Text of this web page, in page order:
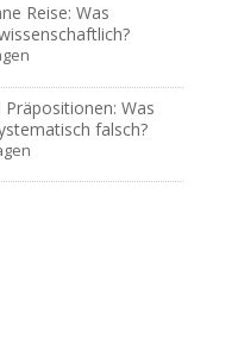
Reise: Was
Präpositionen: Was
falsch?